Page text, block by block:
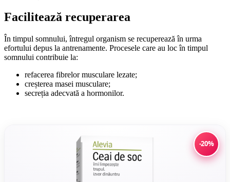
Facilitează recuperarea
În timpul somnului, întregul organism se recuperează în urma
efortului depus la antrenamente. Procesele care au loc în timpul
somnului contribuie la:
refacerea fibrelor musculare lezate;
creșterea masei musculare;
secreția adecvată a hormonilor.
-20%